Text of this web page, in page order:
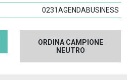
0231AGENDABUSINESS
ORDINA CAMPIONE
NEUTRO